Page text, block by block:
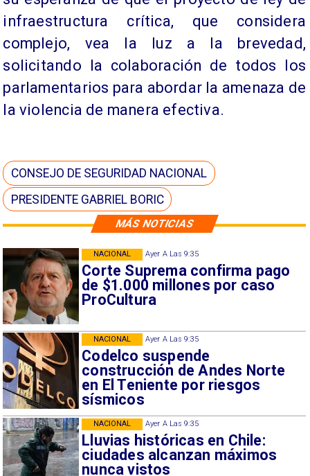
MÁS NOTICIAS
Ayer A Las 9:35
Corte Suprema confirma pago
de $1.000 millones por caso
ProCultura
NACIONAL
Ayer A Las 9:35
Codelco suspende
construcción de Andes Norte
en El Teniente por riesgos
sísmicos
NACIONAL
Ayer A Las 9:35
Lluvias históricas en Chile:
ciudades alcanzan máximos
nunca vistos
NACIONAL
infraestructura crítica, que considera
complejo, vea la luz a la brevedad,
solicitando la colaboración de todos los
parlamentarios para abordar la amenaza de
la violencia de manera efectiva.
CONSEJO DE SEGURIDAD NACIONAL
PRESIDENTE GABRIEL BORIC